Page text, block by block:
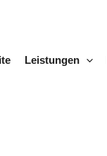
Leistungen